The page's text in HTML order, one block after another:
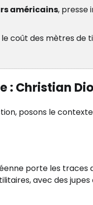
américains, presse
coût des mètres de
: Christian
posons le
porte les
avec des